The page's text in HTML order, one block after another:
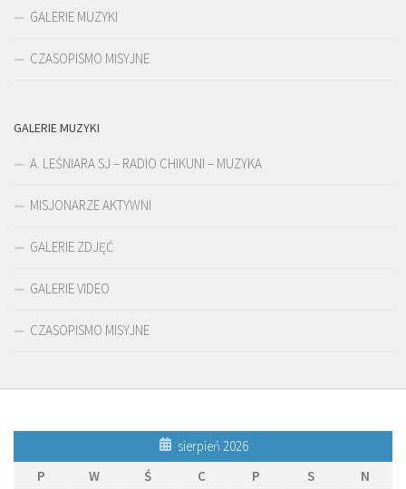
GALERIE MUZYKI
CZASOPISMO MISYJNE
GALERIE MUZYKI
A. LEŚNIARA SJ – RADIO CHIKUNI – MUZYKA
MISJONARZE AKTYWNI
GALERIE ZDJĘĆ
GALERIE VIDEO
CZASOPISMO MISYJNE
sierpień 2026
P
W Ś C P S
N